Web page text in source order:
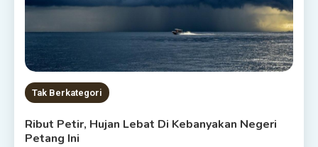
Tak Berkategori
Ribut Petir, Hujan Lebat Di Kebanyakan Negeri
Petang Ini